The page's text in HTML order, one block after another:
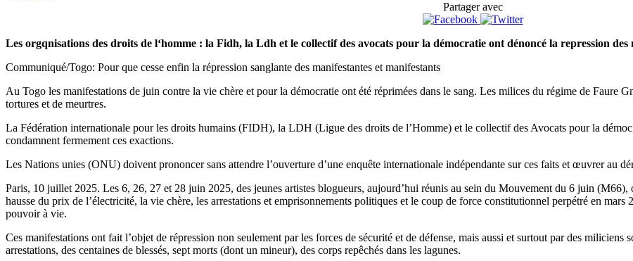
Partager avec
Les orgqnisations des droits de l‘homme : la Fidh, la Ldh et le collectif des avocats pour la démocratie ont dénoncé la repression
Communiqué/Togo: Pour que cesse enfin la répression sanglante des manifestantes et manifestants
Au Togo les manifestations de juin contre la vie chère et pour la démocratie ont été réprimées dans le sang. Les milices du régime de Faure
tortures et de meurtres.
La Fédération internationale pour les droits humains (FIDH), la LDH (Ligue des droits de l’Homme) et le collectif des Avocats pour la
condamnent fermement ces exactions.
Les Nations unies (ONU) doivent prononcer sans attendre l’ouverture d’une enquête internationale indépendante sur ces faits et œuvrer au
Paris, 10 juillet 2025. Les 6, 26, 27 et 28 juin 2025, des jeunes artistes blogueurs, aujourd’hui réunis au sein du Mouvement du 6 juin
hausse du prix de l’électricité, la vie chère, les arrestations et emprisonnements politiques et le coup de force constitutionnel perpétré en
pouvoir à vie.
Ces manifestations ont fait l’objet de répression non seulement par les forces de sécurité et de défense, mais aussi et surtout par des
arrestations, des centaines de blessés, sept morts (dont un mineur), des corps repêchés dans les lagunes.